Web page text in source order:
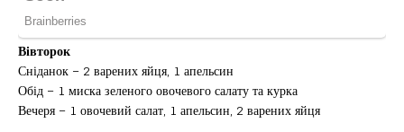
Вівторок
Сніданок – 2 варених яйця, 1 апельсин
Обід – 1 миска зеленого овочевого салату та курка
Вечеря – 1 овочевий салат, 1 апельсин, 2 варених яйця